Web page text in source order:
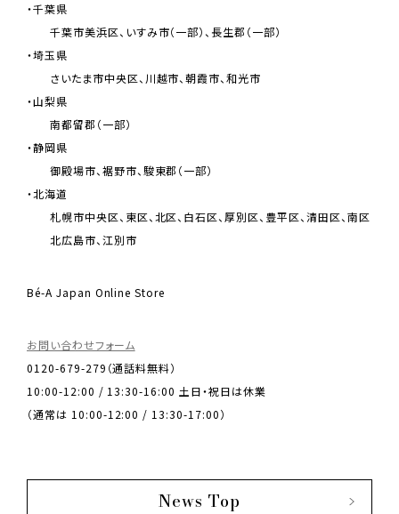
・千葉県
千葉市美浜区、いすみ市（一部）、長生郡（一部）
・埼玉県
さいたま市中央区、川越市、朝霞市、和光市
・山梨県
南都留郡（一部）
・静岡県
御殿場市、裾野市、駿東郡（一部）
・北海道
札幌市中央区、東区、北区、白石区、厚別区、豊平区、清田区、南区
北広島市、江別市
Bé-A Japan Online Store
お問い合わせフォーム
0120-679-279（通話料無料）
10:00-12:00 / 13:30-16:00 土日・祝日は休業
（通常は 10:00-12:00 / 13:30-17:00）
News Top